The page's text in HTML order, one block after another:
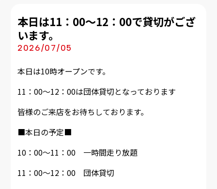
本日は11：00～12：00で貸切がござ
います。
2026/07/05
本日は10時オープンです。
11：00～12：00は団体貸切となっております
皆様のご来店をお待ちしております。
■本日の予定■
10：00～11：00 一時間走り放題
11：00～12：00 団体貸切